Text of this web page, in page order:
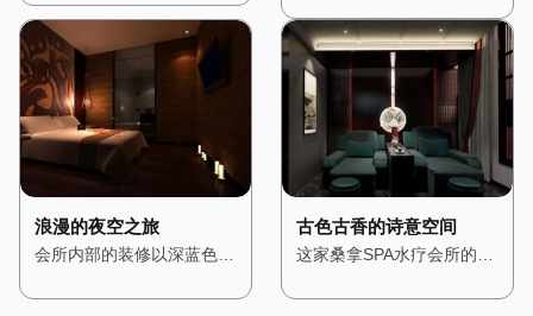
一个远离都市喧嚣的隐秘花
园，让每一位顾客都能在这
里找到属于自己的宁静。
待遇，无论是从环境的布置
还是服务的细节，都让人感
受到无与伦比的奢华体验。
漫着淡淡的檀香，让人瞬间
放松下来。 桑拿房的设计
简约而精致，采用传统的日
式风格，搭配竹编的装饰和
榻榻米，让人在享受桑拿的
同时，也能感受到禅意的宁
静。水疗区域则配备了舒适
的按摩床和私人浴缸，每个
房间都经过精心布置，搭配
柔软的棉麻布艺，营造出一
种温馨而舒适的感觉。 在
滩，让人仿佛能感受到阳光
的温暖。 桑拿房被设计成
圆形，四周环绕着蓝色的瓷
砖，搭配白色的装饰线条，
仿佛置身于海洋之中。水疗
区域则配备了舒适的按摩床
和私人浴缸，每个房间都经
过精心布置，搭配蓝色的窗
帘和海洋元素的装饰，营造
出一种浪漫而惬意的感觉。
在这里，每一次呼吸都能感
现出都市的时尚与精致。一
进门，便能看到大面积的玻
璃幕墙，将自然光线引入室
内，营造出明亮而通透的氛
围。 会所内部的装修以白
色和灰色为主色调，搭配简
洁的线条和几何图形，展现
艺术作品，搭配现代感十足
的家具，让人感受到都市的
间，木质的装饰与绿植随处
可见，让人瞬间忘却城市的
喧嚣。 墙壁上挂着森林主
题的画作，搭配柔和的灯
光，营造出一种温暖而宁静
的氛围。空气中弥漫着松木
的清香，仿佛置身于真正的
森林之中。桑拿房采用天然
木材搭建，搭配石质的地
面，让人在享受桑拿的同
朴与宁静。 水疗区域则配
浪漫的夜空之旅
会所内部的装修以深蓝色和
装饰线条，展现出一种神秘
古色古香的诗意空间
这家桑拿SPA水疗会所的设
人仿佛穿越回了古代的宫